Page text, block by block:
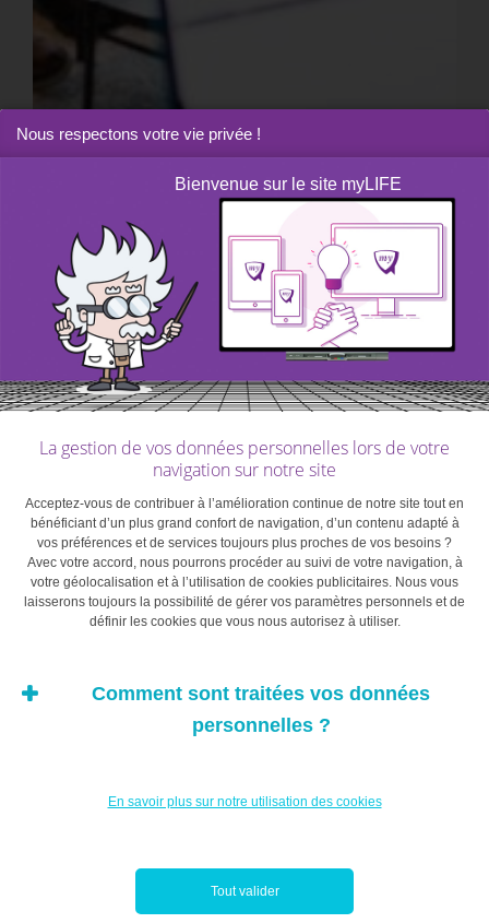
myHOME|Article
Co-living, une façon de vivre ensemble
Nous respectons votre vie privée !
Bienvenue sur le site myLIFE
La gestion de vos données personnelles lors de votre
navigation sur notre site
Acceptez-vous de contribuer à l’amélioration continue de notre site tout en
bénéficiant d’un plus grand confort de navigation, d’un contenu adapté à
vos préférences et de services toujours plus proches de vos besoins ?
Avec votre accord, nous pourrons procéder au suivi de votre navigation, à
votre géolocalisation et à l’utilisation de cookies publicitaires. Nous vous
laisserons toujours la possibilité de gérer vos paramètres personnels et de
définir les cookies que vous nous autorisez à utiliser.
Comment sont traitées vos données
personnelles ?
En savoir plus sur notre utilisation des cookies
Tout valider